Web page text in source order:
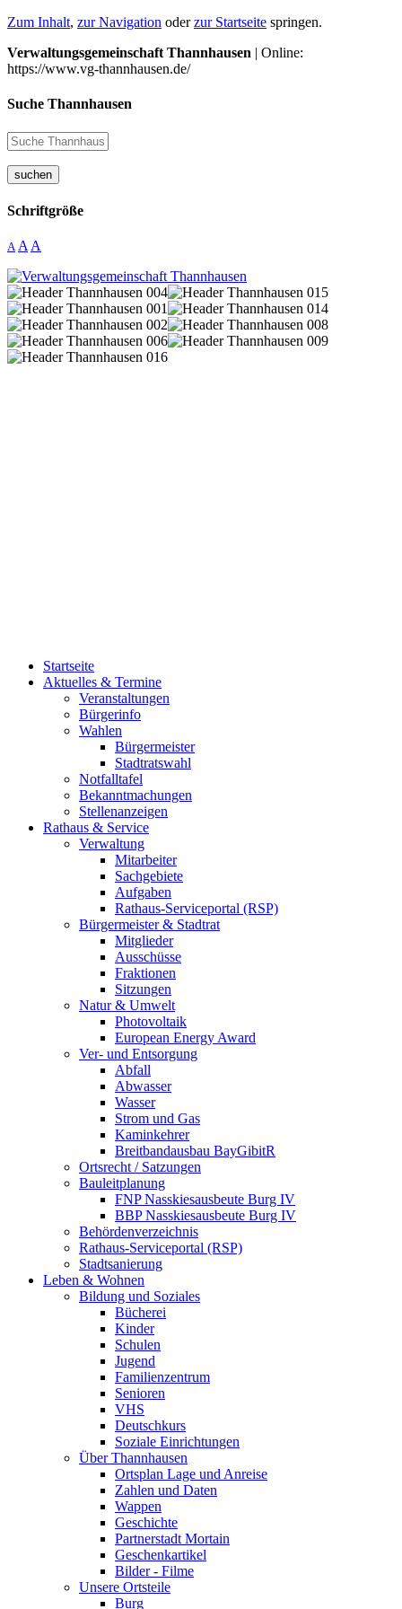
Zum Inhalt, zur Navigation oderzur Startseite springen.
Verwaltungsgemeinschaft Thannhausen | Online:
https://www.vg-thannhausen.de/
Suche Thannhausen
suchen
Schriftgröße
A A A
Startseite
Aktuelles & Termine
Veranstaltungen
Bürgerinfo
Wahlen
Bürgermeister
Stadtratswahl
Notfalltafel
Bekanntmachungen
Stellenanzeigen
Rathaus & Service
Verwaltung
Mitarbeiter
Sachgebiete
Aufgaben
Rathaus-Serviceportal (RSP)
Bürgermeister & Stadtrat
Mitglieder
Ausschüsse
Fraktionen
Sitzungen
Natur & Umwelt
Photovoltaik
European Energy Award
Ver- und Entsorgung
Abfall
Abwasser
Wasser
Strom und Gas
Kaminkehrer
Breitbandausbau BayGibitR
Ortsrecht / Satzungen
Bauleitplanung
FNP Nasskiesausbeute Burg IV
BBP Nasskiesausbeute Burg IV
Behördenverzeichnis
Rathaus-Serviceportal (RSP)
Stadtsanierung
Leben & Wohnen
Bildung und Soziales
Bücherei
Kinder
Schulen
Jugend
Familienzentrum
Senioren
VHS
Deutschkurs
Soziale Einrichtungen
Über Thannhausen
Ortsplan Lage und Anreise
Zahlen und Daten
Wappen
Geschichte
Partnerstadt Mortain
Geschenkartikel
Bilder - Filme
Unsere Ortsteile
Burg